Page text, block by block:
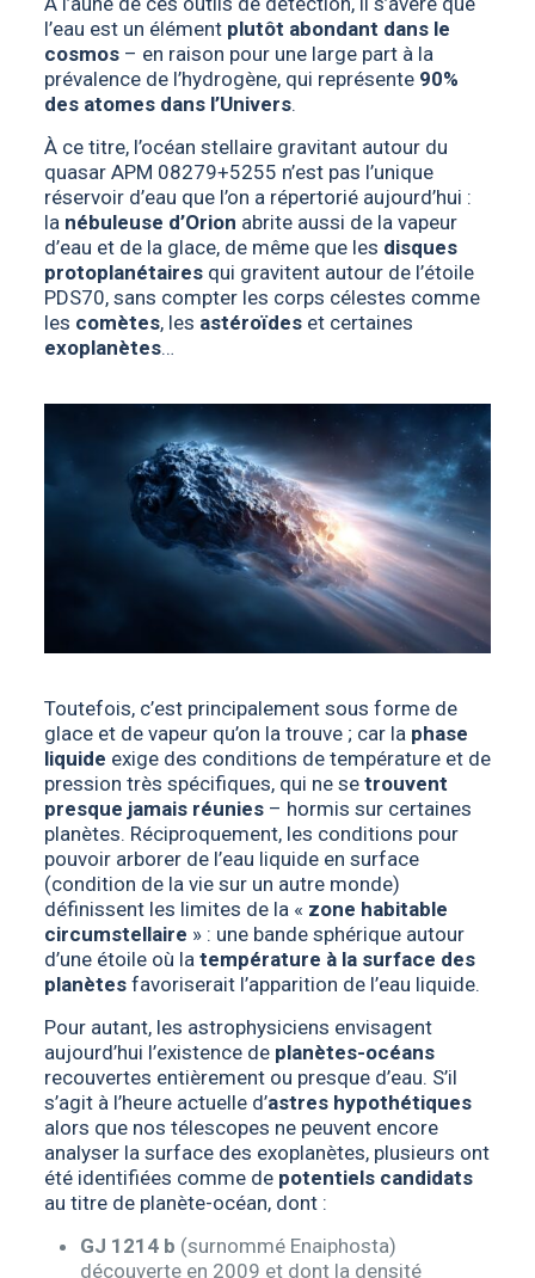
l’eau est un élément plutôt abondant dans le
cosmos– en raison pour une large part à la
prévalence de l’hydrogène, qui représente 90%
des atomes dans l’Univers.
À ce titre, l’océan stellaire gravitant autour du
quasar APM 08279+5255 n’est pas l’unique
réservoir d’eau que l’on a répertorié aujourd’hui :
la nébuleuse d’Orion abrite aussi de la vapeur
d’eau et de la glace, de même que les disques
protoplanétairesqui gravitent autour de l’étoile
PDS70, sans compter les corps célestes comme
les comètes, les astéroïdeset certaines
exoplanètes…
Toutefois, c’est principalement sous forme de
glace et de vapeur qu’on la trouve ; car la phase
liquide exige des conditions de température et de
pression très spécifiques, qui ne se trouvent
presque jamais réunies– hormis sur certaines
planètes. Réciproquement, les conditions pour
pouvoir arborer de l’eau liquide en surface
(condition de la vie sur un autre monde)
définissent les limites de la « zone habitable
circumstellaire » : une bande sphérique autour
d’une étoile où la température à la surface des
planètesfavoriserait l’apparition de l’eau liquide.
Pour autant, les astrophysiciens envisagent
aujourd’hui l’existence de planètes-océans
recouvertes entièrement ou presque d’eau. S’il
s’agit à l’heure actuelle d’astres hypothétiques
alors que nos télescopes ne peuvent encore
analyser la surface des exoplanètes, plusieurs ont
été identifiées comme de potentiels candidats
au titre de planète-océan, dont :
GJ 1214 b (surnommé Enaiphosta)
découverte en 2009 et dont la densité